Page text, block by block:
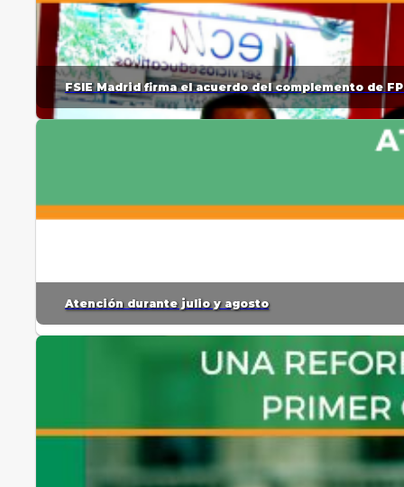
FSIE Madrid firma el acuerdo del complemento de
Atención durante julio y agosto